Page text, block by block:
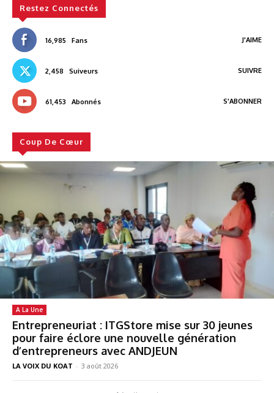
Restez Connectés
16,985 Fans J'AIME
2,458 Suiveurs SUIVRE
61,453 Abonnés S'ABONNER
Coup De Cœur
A La Une
Entrepreneuriat : ITGStore mise sur 30 jeunes
pour faire éclore une nouvelle génération
d’entrepreneurs avec ANDJEUN
LA VOIX DU KOAT - 3 août 2026